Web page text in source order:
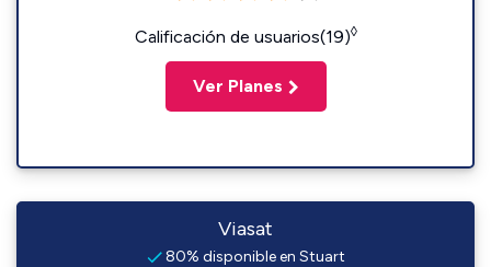
Calificación de usuarios(19)◊
Ver Planes
Viasat
80% disponible en Stuart